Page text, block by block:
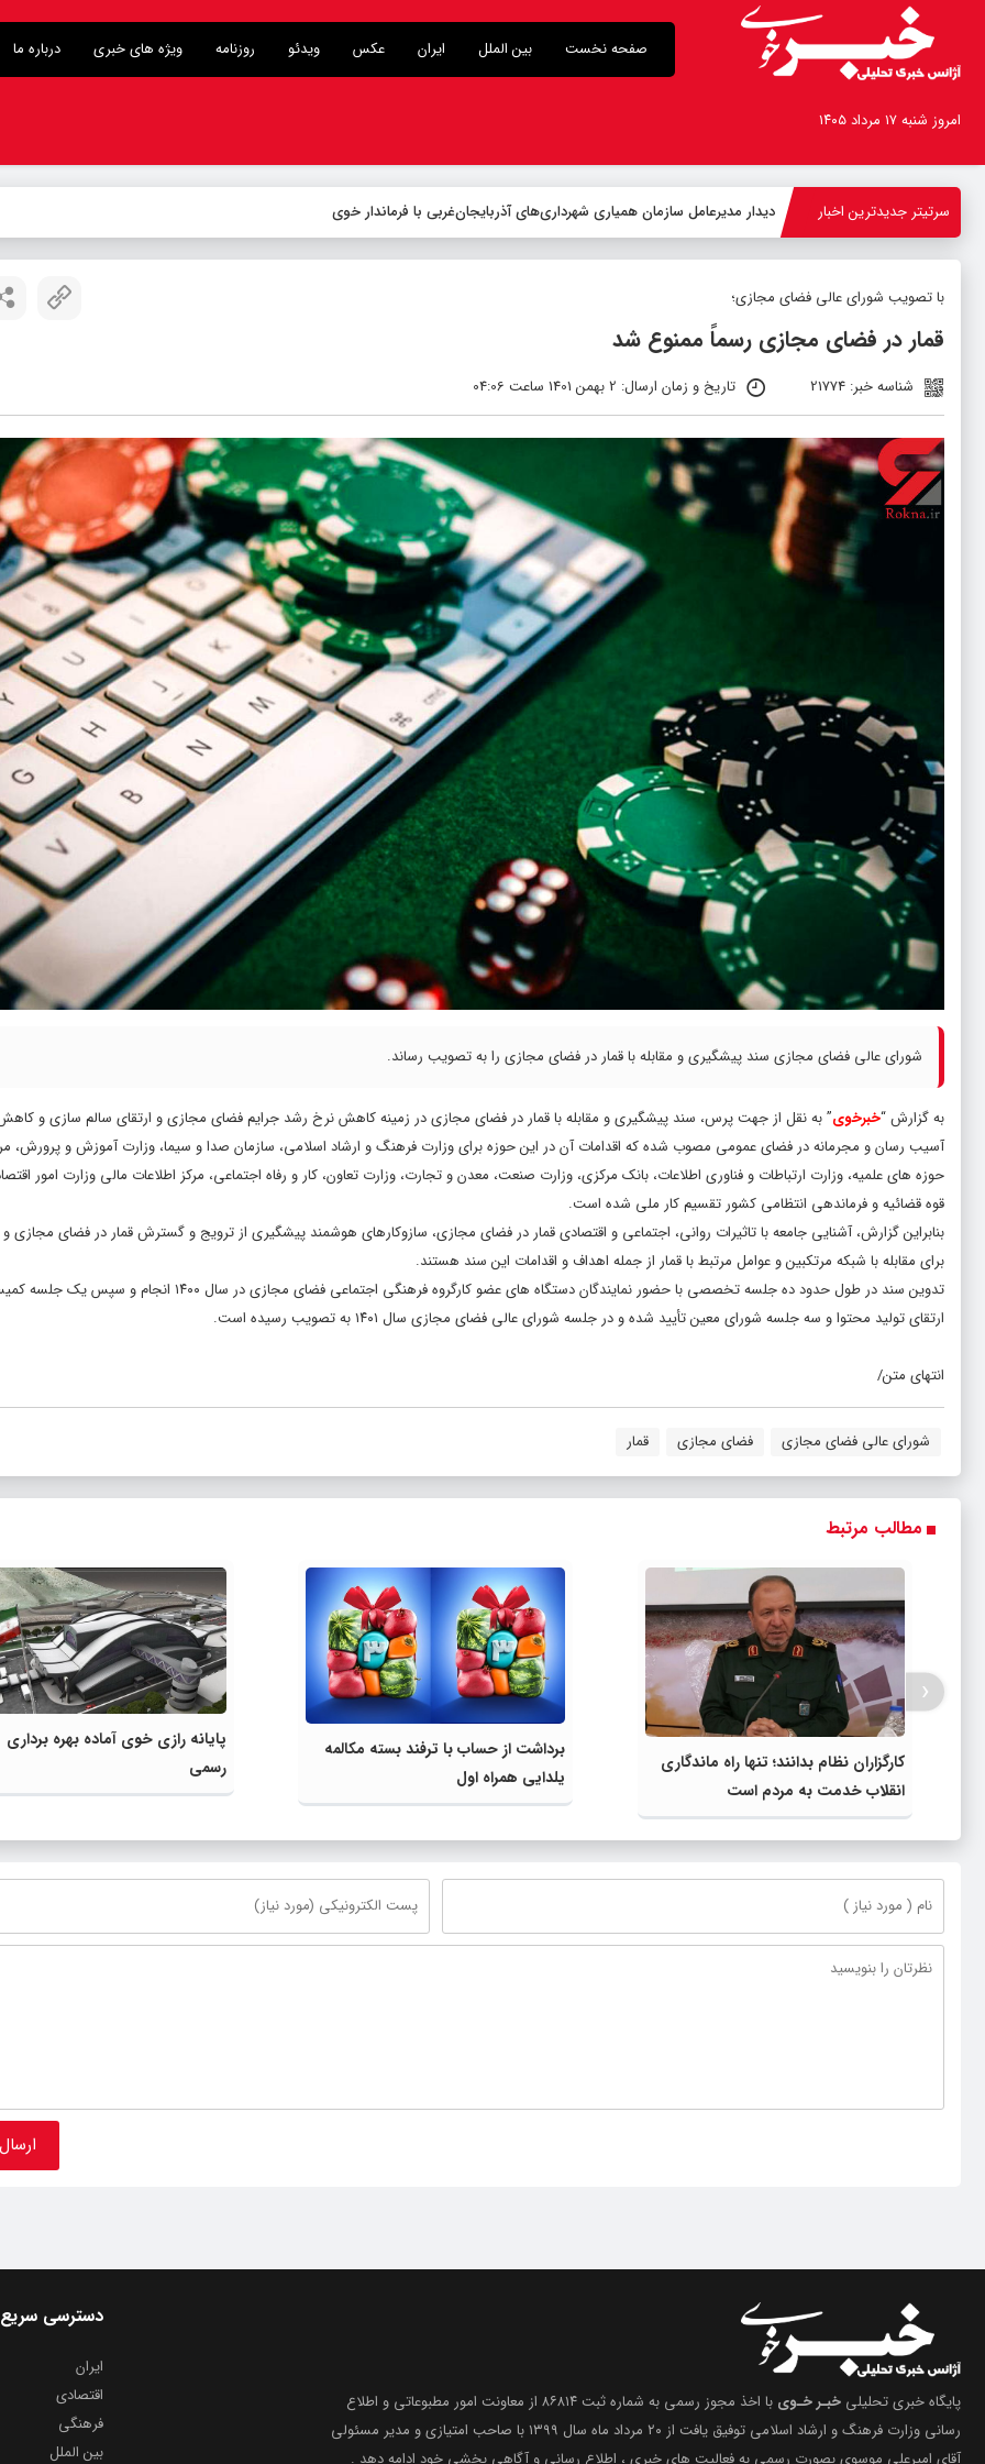
صفحه نخست بین الملل ایران عکس ویدئو روزنامه ویژه های خبری درباره ما
امروز شنبه ۱۷ مرداد ۱۴۰۵
سرتیتر جدیدترین اخبار دیدار مدیرعامل سازمان همیاری شهرداری‌های آذربایجان‌غربی با فرماندار خوی
با تصویب شورای عالی فضای مجازی؛
قمار در فضای مجازی رسماً ممنوع شد
شناسه خبر: 21774 تاریخ و زمان ارسال: 2 بهمن 1401 ساعت 04:06
شورای عالی فضای مجازی سند پیشگیری و مقابله با قمار در فضای مجازی را به تصویب رساند.
به گزارش “خبرخوی” به نقل از جهت پرس، سند پیشگیری و مقابله با قمار در فضای مجازی در زمینه کاهش نرخ رشد جرایم فضای مجازی و ارتقای سالم سازی و
آسیب رسان و مجرمانه در فضای عمومی مصوب شده که اقدامات آن در این حوزه برای وزارت فرهنگ و ارشاد اسلامی، سازمان صدا و سیما، وزارت آموزش و پرورش،
حوزه های علمیه، وزارت ارتباطات و فناوری اطلاعات، بانک مرکزی، وزارت صنعت، معدن و تجارت، وزارت تعاون، کار و رفاه اجتماعی، مرکز اطلاعات مالی وزارت امور
قوه قضائیه و فرماندهی انتظامی کشور تقسیم کار ملی شده است.
بنابراین گزارش، آشنایی جامعه با تاثیرات روانی، اجتماعی و اقتصادی قمار در فضای مجازی، سازوکارهای هوشمند پیشگیری از ترویج و گسترش قمار در فضای مجازی
برای مقابله با شبکه مرتکبین و عوامل مرتبط با قمار از جمله اهداف و اقدامات این سند هستند.
تدوین سند در طول حدود ده جلسه تخصصی با حضور نمایندگان دستگاه های عضو کارگروه فرهنگی اجتماعی فضای مجازی در
ارتقای تولید محتوا و سه جلسه شورای معین تأیید شده و در جلسه شورای عالی فضای مجازی سال ۱۴۰۱ به تصویب رسیده است.
انتهای متن/
شورای عالی فضای مجازی فضای مجازی قمار
مطالب مرتبط
کارگزاران نظام بدانند؛ تنها راه ماندگاری
انقلاب خدمت به مردم است
برداشت از حساب با ترفند بسته مکالمه
یلدایی همراه اول
پایانه رازی خوی آماده بهره برداری
رسمی
‹
پایگاه خبری تحلیلی خبـر خـوی
با اخذ مجوز رسمی به شماره ثبت ۸۶۸۱۴ از معاونت امور مطبوعاتی و اطلاع
رسانی وزارت فرهنگ و ارشاد اسلامی توفیق یافت از ۲۰ مرداد ماه سال ۱۳۹۹ با صاحب امتیازی و مدیر مسئولی
آقای امیرعلی موسوی بصورت رسمی به فعالیت های خبری ، اطلاع رسانی و آگاهی بخشیِ خود ادامه دهد .
دسترسی سریع
ایران
اقتصادی
فرهنگی
بین الملل